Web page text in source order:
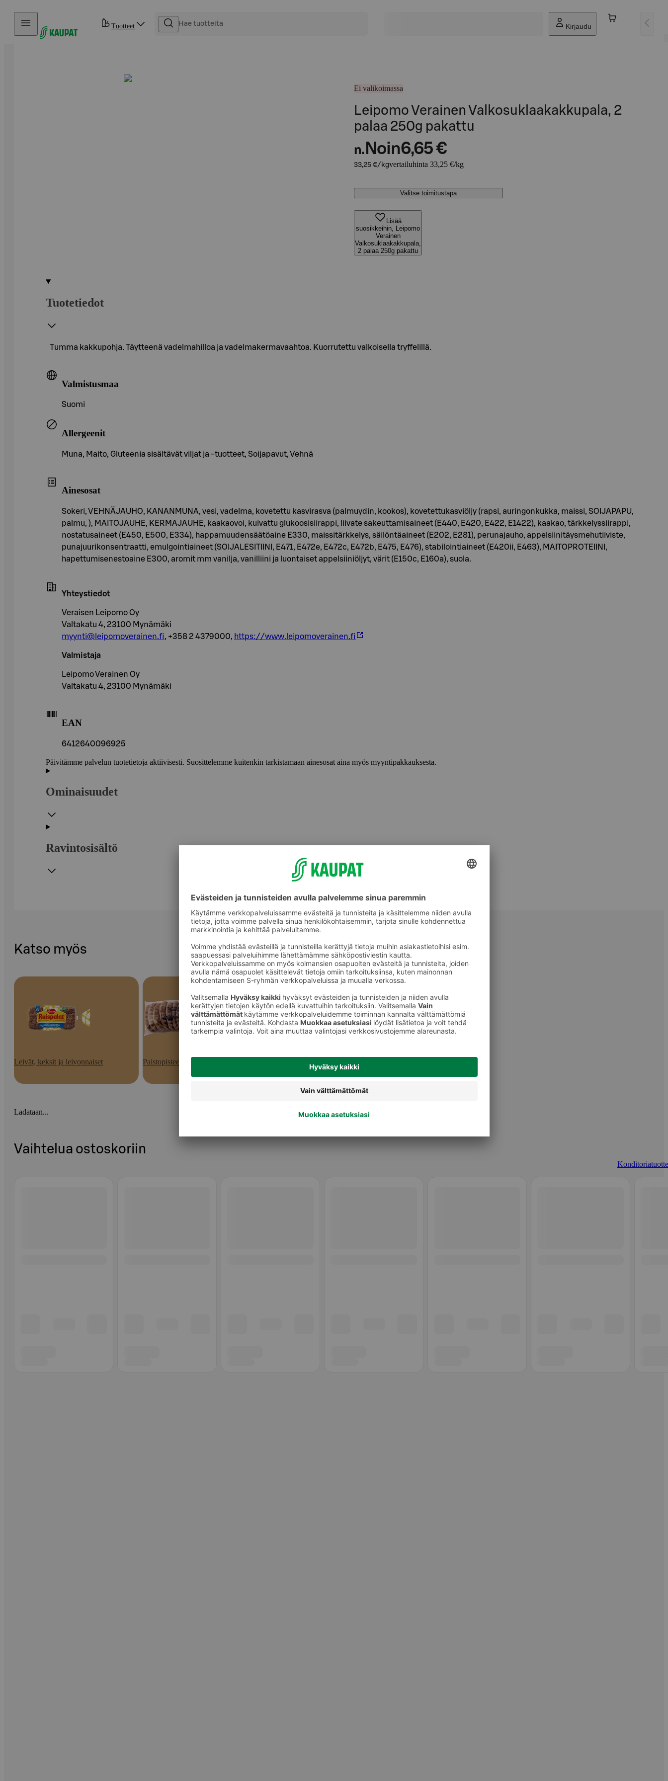
Hyppää sisältöön
Tuotteet Kirjaudu
Ei valikoimassa
Leipomo Verainen Valkosuklaakakkupala, 2
palaa 250g pakattu
n. Noin6,65 €
33,25 €/kgvertailuhinta 33,25 €/kg
Valitse toimitustapa
Lisää
suosikkeihin, Leipomo
Verainen
Valkosuklaakakkupala,
2 palaa 250g pakattu
Tuotetiedot
Tumma kakkupohja. Täytteenä vadelmahilloa ja vadelmakermavaahtoa. Kuorrutettu valkoisella tryffelillä.
Valmistusmaa
Suomi
Allergeenit
Muna, Maito, Gluteenia sisältävät viljat ja -tuotteet, Soijapavut, Vehnä
Ainesosat
Sokeri, VEHNÄJAUHO, KANANMUNA, vesi, vadelma, kovetettu kasvirasva (palmuydin, kookos), kovetettukasviöljy (rapsi, auringonkukka, maissi, SOIJAPAPU,
palmu, ), MAITOJAUHE, KERMAJAUHE, kaakaovoi, kuivattu glukoosisiirappi, liivate sakeuttamisaineet (E440, E420, E422, E1422), kaakao, tärkkelyssiirappi,
nostatusaineet (E450, E500, E334), happamuudensäätöaine E330, maissitärkkelys, säilöntäaineet (E202, E281), perunajauho, appelsiinitäysmehutiiviste,
punajuurikonsentraatti, emulgointiaineet (SOIJALESITIINI, E471, E472e, E472c, E472b, E475, E476), stabilointiaineet (E420ii, E463), MAITOPROTEIINI,
hapettumisenestoaine E300, aromit mm vanilja, vanilliini ja luontaiset appelsiiniöljyt, värit (E150c, E160a), suola.
Yhteystiedot
Veraisen Leipomo Oy
Valtakatu 4, 23100 Mynämäki
myynti@leipomoverainen.fi, +358 2 4379000, https://www.leipomoverainen.fi
Valmistaja
Leipomo Verainen Oy
Valtakatu 4, 23100 Mynämäki
EAN
6412640096925
Päivitämme palvelun tuotetietoja aktiivisesti. Suosittelemme kuitenkin tarkistamaan ainesosat aina myös myyntipakkauksesta.
Ominaisuudet
Ravintosisältö
Katso myös
Leivät, keksit ja leivonnaiset Paistopisteen tuotteet
Ladataan...
Vaihtelua ostoskoriin